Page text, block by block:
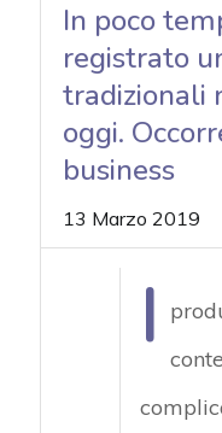
In poco
registrato
tradizionali
oggi.
business
13 Marzo 2019
I